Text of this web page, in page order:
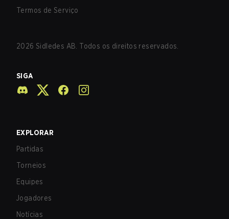
Termos de Serviço
2026 Sidledes AB. Todos os direitos reservados.
SIGA
EXPLORAR
Partidas
Torneios
Equipes
Jogadores
Notícias